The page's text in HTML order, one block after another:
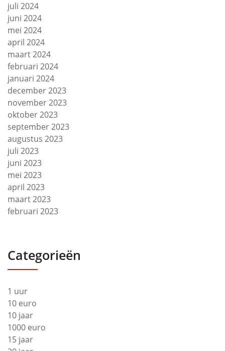
juli 2024
juni 2024
mei 2024
april 2024
maart 2024
februari 2024
januari 2024
december 2023
november 2023
oktober 2023
september 2023
augustus 2023
juli 2023
juni 2023
mei 2023
april 2023
maart 2023
februari 2023
Categorieën
1 uur
10 euro
10 jaar
1000 euro
15 jaar